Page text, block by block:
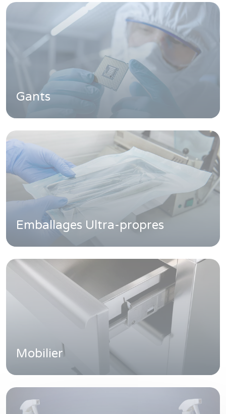
Gants
Emballages Ultra-propres
Mobilier